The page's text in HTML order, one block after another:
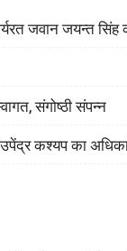
जवान जयन्त
संगोष्ठी संपन्न
उपेंद्र कश्यप का